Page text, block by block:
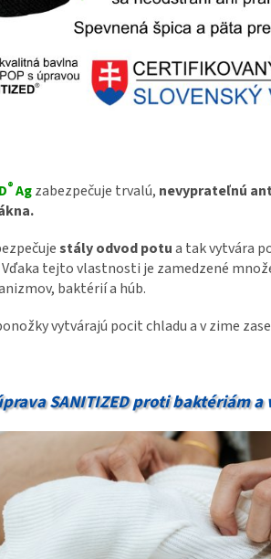
®Agzabezpečuje trvalú, nevyprateľnú
stály odvod potua tak vytvára
Vďaka tejto vlastnosti je zamedzené
baktérií a húb.
vytvárajú pocit chladu a v zime
SANITIZED proti baktériám a